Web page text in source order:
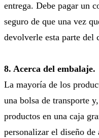
entrega. Debe pagar un
seguro de que una vez
devolverle esta parte del
8. Acerca del embalaje.
La mayoría de los
una bolsa de transporte
productos en una caja
personalizar el diseño de